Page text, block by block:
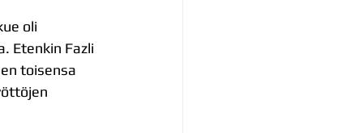
oli
Etenkin Fazli
toisensa